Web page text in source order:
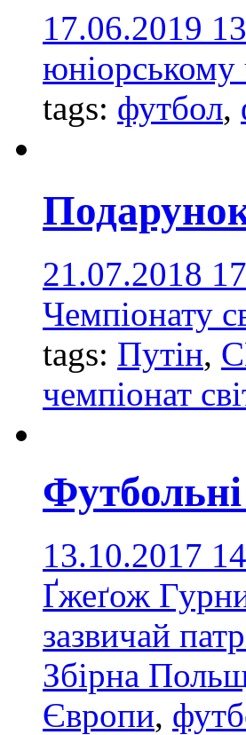
17.06.2019
юніорському
tags: футбол,
21.07.2018
Чемпіонату
tags: Путін,
чемпіонат
13.10.2017
Ґжеґож
зазвичай
Збірна
Європи,